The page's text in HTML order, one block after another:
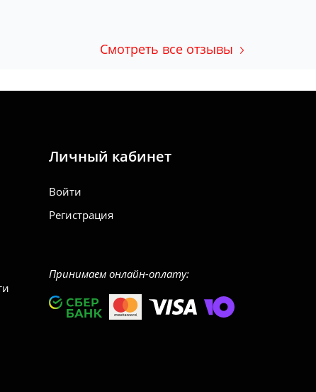
Смотреть все отзывы
Личный кабинет
Войти
Регистрация
Принимаем онлайн-оплату: